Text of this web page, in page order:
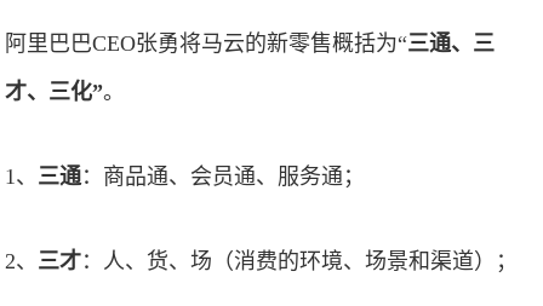
阿里巴巴CEO张勇将马云的新零售概括为“三通、三
才、三化”。
1、 三通：商品通、会员通、服务通；
2、 三才：人、货、场（消费的环境、场景和渠道）；